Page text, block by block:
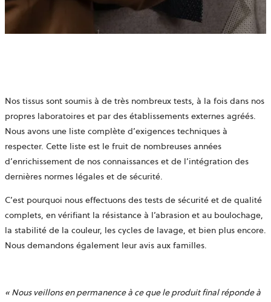
Nos tissus sont soumis à de très nombreux tests, à la fois dans nos
propres laboratoires et par des établissements externes agréés.
Nous avons une liste complète d’exigences techniques à
respecter. Cette liste est le fruit de nombreuses années
d’enrichissement de nos connaissances et de l’intégration des
dernières normes légales et de sécurité.
C’est pourquoi nous effectuons des tests de sécurité et de qualité
complets, en vérifiant la résistance à l’abrasion et au boulochage,
la stabilité de la couleur, les cycles de lavage, et bien plus encore.
Nous demandons également leur avis aux familles.
« Nous veillons en permanence à ce que le produit final réponde à